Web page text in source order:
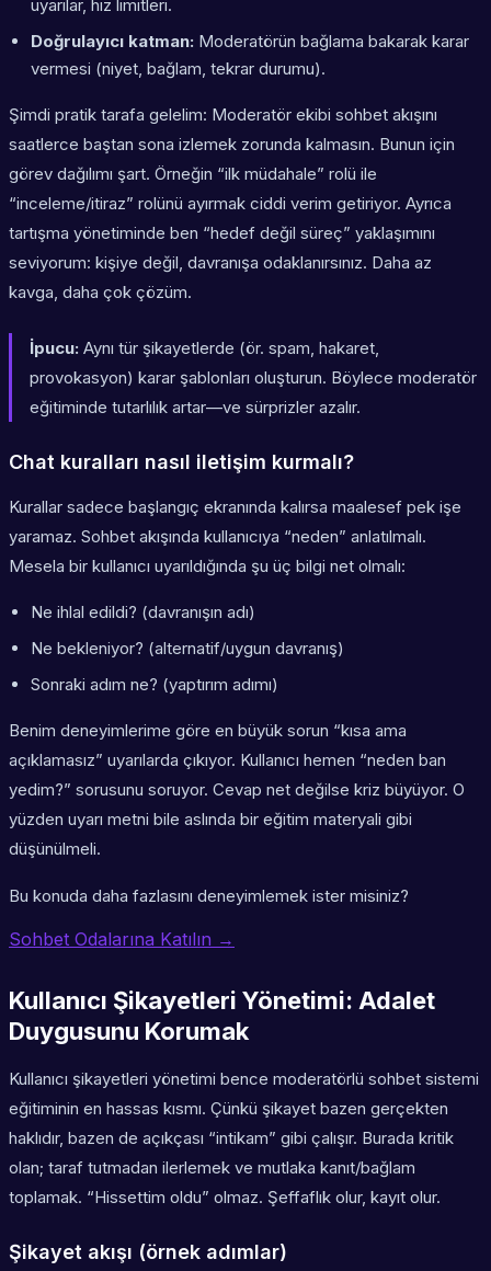
uyarılar, hız limitleri.
Doğrulayıcı katman: Moderatörün bağlama bakarak karar
vermesi (niyet, bağlam, tekrar durumu).
Şimdi pratik tarafa gelelim: Moderatör ekibi sohbet akışını
saatlerce baştan sona izlemek zorunda kalmasın. Bunun için
görev dağılımı şart. Örneğin “ilk müdahale” rolü ile
“inceleme/itiraz” rolünü ayırmak ciddi verim getiriyor. Ayrıca
tartışma yönetiminde ben “hedef değil süreç” yaklaşımını
seviyorum: kişiye değil, davranışa odaklanırsınız. Daha az
kavga, daha çok çözüm.
İpucu: Aynı tür şikayetlerde (ör. spam, hakaret,
provokasyon) karar şablonları oluşturun. Böylece moderatör
eğitiminde tutarlılık artar—ve sürprizler azalır.
Chat kuralları nasıl iletişim kurmalı?
Kurallar sadece başlangıç ekranında kalırsa maalesef pek işe
yaramaz. Sohbet akışında kullanıcıya “neden” anlatılmalı.
Mesela bir kullanıcı uyarıldığında şu üç bilgi net olmalı:
Ne ihlal edildi? (davranışın adı)
Ne bekleniyor? (alternatif/uygun davranış)
Sonraki adım ne? (yaptırım adımı)
Benim deneyimlerime göre en büyük sorun “kısa ama
açıklamasız” uyarılarda çıkıyor. Kullanıcı hemen “neden ban
yedim?” sorusunu soruyor. Cevap net değilse kriz büyüyor. O
yüzden uyarı metni bile aslında bir eğitim materyali gibi
düşünülmeli.
Bu konuda daha fazlasını deneyimlemek ister misiniz?
Sohbet Odalarına Katılın →
Kullanıcı Şikayetleri Yönetimi: Adalet
Duygusunu Korumak
Kullanıcı şikayetleri yönetimi bence moderatörlü sohbet sistemi
eğitiminin en hassas kısmı. Çünkü şikayet bazen gerçekten
haklıdır, bazen de açıkçası “intikam” gibi çalışır. Burada kritik
olan; taraf tutmadan ilerlemek ve mutlaka kanıt/bağlam
toplamak. “Hissettim oldu” olmaz. Şeffaflık olur, kayıt olur.
Şikayet akışı (örnek adımlar)